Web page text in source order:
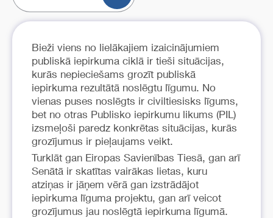
Bieži viens no lielākajiem izaicinājumiem
publiskā iepirkuma ciklā ir tieši situācijas,
kurās nepieciešams grozīt publiskā
iepirkuma rezultātā noslēgtu līgumu. No
vienas puses noslēgts ir civiltiesisks līgums,
bet no otras Publisko iepirkumu likums (PIL)
izsmeļoši paredz konkrētas situācijas, kurās
grozījumus ir pieļaujams veikt.
Turklāt gan Eiropas Savienības Tiesā, gan arī
Senātā ir skatītas vairākas lietas, kuru
atziņas ir jāņem vērā gan izstrādājot
iepirkuma līguma projektu, gan arī veicot
grozījumus jau noslēgtā iepirkuma līgumā.